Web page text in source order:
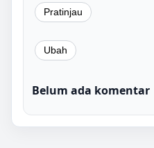
Belum ada komentar